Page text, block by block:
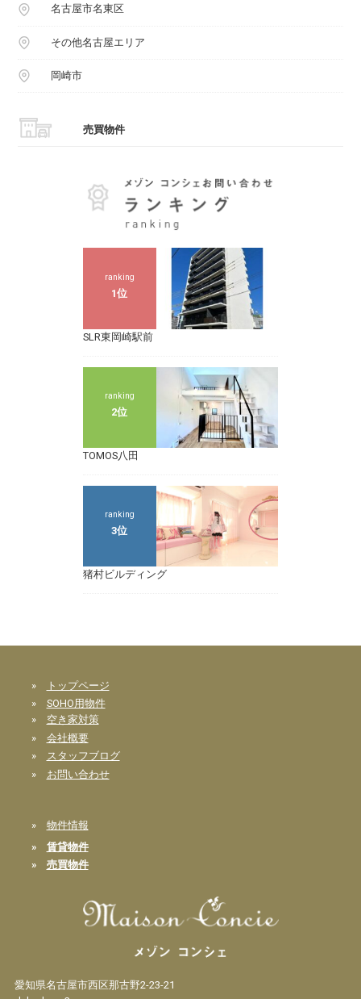
名古屋市名東区
その他名古屋エリア
岡崎市
売買物件
ranking
1位
SLR東岡崎駅前
ranking
2位
TOMOS八田
ranking
3位
猪村ビルディング
»
トップページ
» SOHO用物件
» 空き家対策
» 会社概要
» スタッフブログ
» お問い合わせ
» 物件情報
» 賃貸物件
» 売買物件
愛知県名古屋市西区那古野2-23-21